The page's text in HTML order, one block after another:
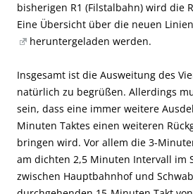
bisherigen R1 (Filstalbahn) wird die
Eine Übersicht über die neuen
heruntergeladen werden.
Insgesamt ist die Ausweitung des
natürlich zu begrüßen. Allerdings
sein, dass eine immer weitere
Minuten Taktes einen weiteren
bringen wird. Vor allem die 3-
am dichten 2,5 Minuten Intervall im
zwischen Hauptbahnhof und